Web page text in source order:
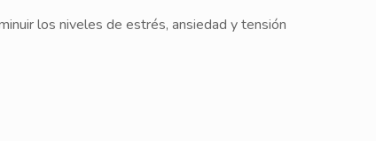
los niveles de estrés, ansiedad y tensión